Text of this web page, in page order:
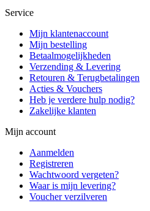
Service
Mijn klantenaccount
Mijn bestelling
Betaalmogelijkheden
Verzending & Levering
Retouren & Terugbetalingen
Acties & Vouchers
Heb je verdere hulp nodig?
Zakelijke klanten
Mijn account
Aanmelden
Registreren
Wachtwoord vergeten?
Waar is mijn levering?
Voucher verzilveren